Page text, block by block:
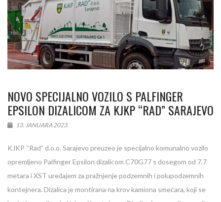
NOVO SPECIJALNO VOZILO S PALFINGER
EPSILON DIZALICOM ZA KJKP “RAD” SARAJEVO
13. JANUARA 2023.
KJKP “Rad” d.o.o. Sarajevo preuzeo je specijalno komunalno vozilo
opremljeno Palfinger Epsilon dizalicom C70G77 s dosegom od 7,7
metara i XST uređajem za pražnjenje podzemnih i polupodzemnih
kontejnera. Dizalica je montirana na krov kamiona smećara, koji se